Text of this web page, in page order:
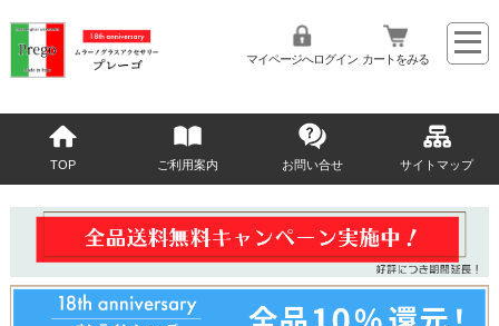
マイページへログイン カートをみる
TOP ご利用案内 お問い合せ サイトマップ